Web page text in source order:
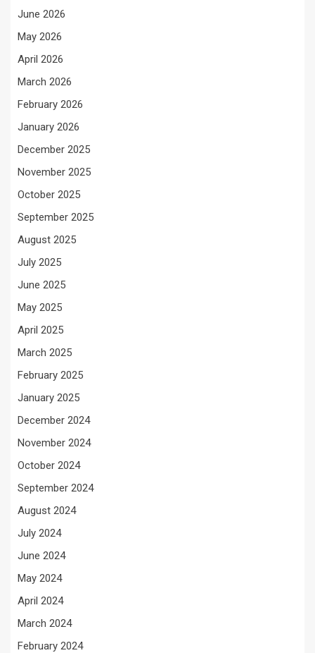
June 2026
May 2026
April 2026
March 2026
February 2026
January 2026
December 2025
November 2025
October 2025
September 2025
August 2025
July 2025
June 2025
May 2025
April 2025
March 2025
February 2025
January 2025
December 2024
November 2024
October 2024
September 2024
August 2024
July 2024
June 2024
May 2024
April 2024
March 2024
February 2024